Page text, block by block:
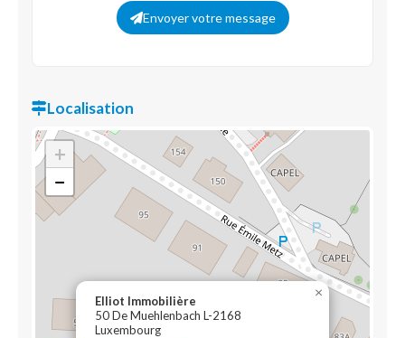
Envoyer votre message
Localisation
Elliot Immobilière
50 De Muehlenbach L-2168
Luxembourg
×
+
−